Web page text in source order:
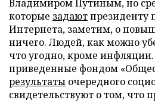
Владимиром Путиным, но
которые задаютпрезиденту
Интернета, заметим, о
ничего. Людей, как можно
что угодно, кроме
приведенные фондом
результаты очередного
свидетельствуют о том, что